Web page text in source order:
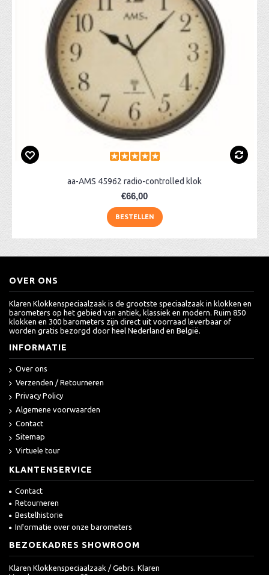
aa-AMS 45962 radio-controlled klok
€66,00
BESTELLEN
OVER ONS
Klaren Klokkenspeciaalzaak is de grootste speciaalzaak in klokken en
barometers op het gebied van antiek, klassiek en modern. Ruim 850
klokken en 300 barometers zijn direct uit voorraad leverbaar of
worden gratis bezorgd door heel Nederland en België.
INFORMATIE
Over ons
Verzenden / Retourneren
Privacy Policy
Algemene voorwaarden
Contact
Sitemap
Virtuele tour
KLANTENSERVICE
Contact
Retourneren
Bestelhistorie
Informatie over onze barometers
BEZOEKADRES SHOWROOM
Klaren Klokkenspeciaalzaak / Gebrs. Klaren